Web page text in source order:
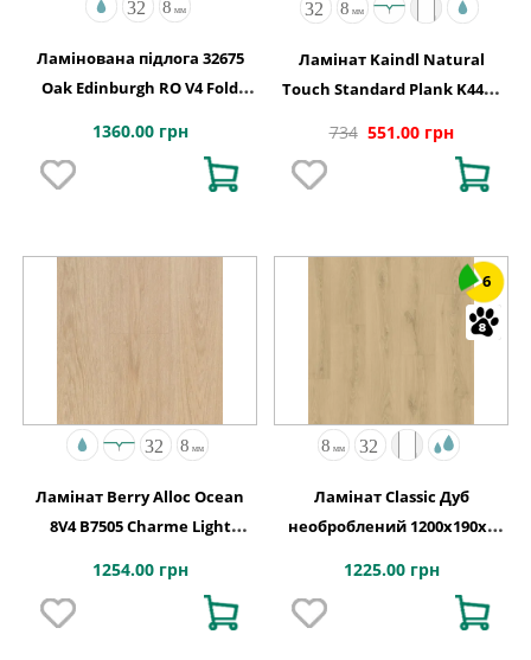
Ламінована підлога 32675
Oak Edinburgh RO V4 Fold
1360.00 грн
Ламінат Kaindl Natural
Touch Standard Plank K4422
734 551.00 грн
Ламінат Berry Alloc Ocean
8V4 B7505 Charme Light
1254.00 грн
6
Ламінат Classic Дуб
необроблений 1200х190x8
1225.00 грн